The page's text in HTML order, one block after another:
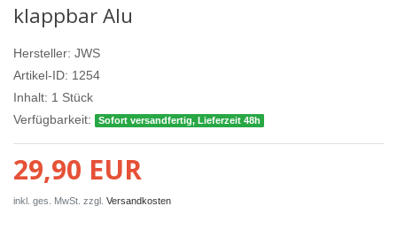
klappbar Alu
Hersteller: JWS
Artikel-ID: 1254
Inhalt: 1 Stück
Verfügbarkeit:
Sofort versandfertig, Lieferzeit 48h
29,90 EUR
inkl. ges. MwSt. zzgl. Versandkosten